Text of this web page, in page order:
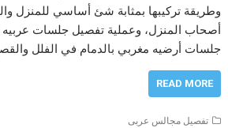
وطريقة تركيبها بمثابة شئ أساسي للمنزل
أصحاب المنزل، وعملية تفصيل جلسات
جلسات أرضيه مغربي بالدمام في الفلل
READ MORE
تفصيل مجالس عربى